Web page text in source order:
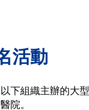
活動
下組織主辦的大
院。